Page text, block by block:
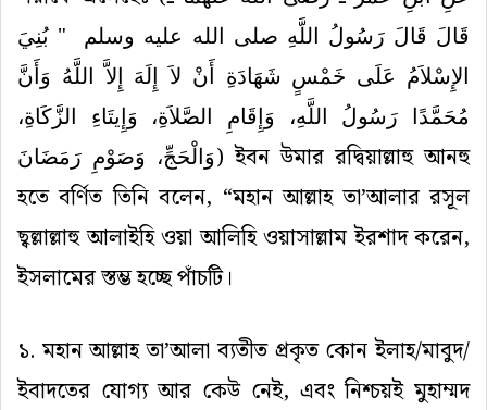
قَالَ قَالَ رَسُولُ اللَّهِ صلى الله عليه وسلم ‏ "‏ بُنِيَ
الإِسْلاَمُ عَلَى خَمْسٍ شَهَادَةِ أَنْ لاَ إِلَهَ إِلاَّ اللَّهُ وَأَنَّ
مُحَمَّدًا رَسُولُ اللَّهِ، وَإِقَامِ الصَّلاَةِ، وَإِيتَاءِ الزَّكَاةِ،
وَالْحَجِّ، وَصَوْمِ رَمَضَانَ)ইবন উমার রদ্বিয়াল্লাহু আনহু
হতে বর্ণিত তিনি বলেন, “মহান আল্লাহ তা’আলার রসূল
ছ্বল্লাল্লাহু আলাইহি ওয়া আলিহি ওয়াসাল্লাম ইরশাদ করেন,
ইসলামেরস্তম্ভহচ্ছেপাঁচটি।
১.মহান আল্লাহ তা’আলা ব্যতীত প্রকৃত কোন ইলাহ/মাবুদ/
ইবাদতের যোগ্য আর কেউ নেই, এবং নিশ্চয়ই মুহাম্মদ